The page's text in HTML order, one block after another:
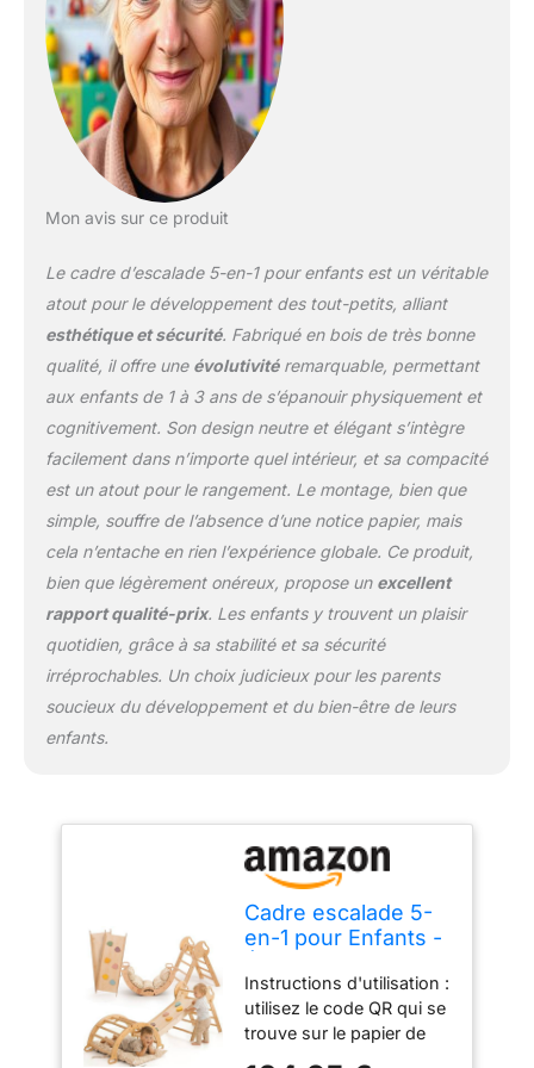
support d'escalade
Montessori 5 en 1,
spécialement conçu pour
les plus jeunes de 1 à 3
ans. L'ensemble
comprend un triangle
intérieures pour offrir aux
plus petits un espace
protégé à découvrir.
Matériau de qualité
supérieure : cet
ensemble exclusif est
fabriqué en contreplaqué
de bouleau letton de
qualité supérieure et
garantit une expérience
de jeu durable et
incassable. Les surfaces
sont affinées avec un
et de cires, ce qui rend
l'ensemble non
seulement sûr, mais
aussi facile à nettoyer.
durabilité : conçu pour
une installation facile
avec une utilisation
minimale de l'outil et des
instructions claires
(français non garanti).
Conçue pour soutenir en
toute sécurité les plus
jeunes lors de l'escalade
Mon avis sur ce produit
Le cadre d’escalade 5-en-1 pour enfants est un véritable
atout pour le développement des tout-petits, alliant
esthétique et sécurité. Fabriqué en bois de très bonne
qualité, il offre une évolutivitéremarquable, permettant
aux enfants de 1 à 3 ans de s’épanouir physiquement et
cognitivement. Son design neutre et élégant s’intègre
facilement dans n’importe quel intérieur, et sa compacité
est un atout pour le rangement. Le montage, bien que
simple, souffre de l’absence d’une notice papier, mais
cela n’entache en rien l’expérience globale. Ce produit,
bien que légèrement onéreux, propose un excellent
rapport qualité-prix. Les enfants y trouvent un plaisir
quotidien, grâce à sa stabilité et sa sécurité
irréprochables. Un choix judicieux pour les parents
soucieux du développement et du bien-être de leurs
enfants.
Cadre escalade 5-
en-1 pour Enfants -
Arc d'escalade,
Balance Board et
Coussin, Gym en
Bois pour Enfants
Instructions d'utilisation :
utilisez le code QR qui se
trouve sur le papier de